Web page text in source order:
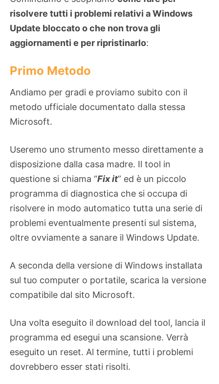
risolvere tutti i problemi relativi a Windows
Update bloccato o che non trova gli
aggiornamenti e per ripristinarlo:
Primo Metodo
Andiamo per gradi e proviamo subito con il
metodo ufficiale documentato dalla stessa
Microsoft.
Useremo uno strumento messo direttamente a
disposizione dalla casa madre. Il tool in
questione si chiama “Fix it” ed è un piccolo
programma di diagnostica che si occupa di
risolvere in modo automatico tutta una serie di
problemi eventualmente presenti sul sistema,
oltre ovviamente a sanare il Windows Update.
A seconda della versione di Windows installata
sul tuo computer o portatile, scarica la versione
compatibile dal sito Microsoft.
Una volta eseguito il download del tool, lancia il
programma ed esegui una scansione. Verrà
eseguito un reset. Al termine, tutti i problemi
dovrebbero esser stati risolti.